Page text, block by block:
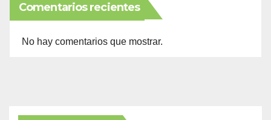
Comentarios recientes
No hay comentarios que mostrar.